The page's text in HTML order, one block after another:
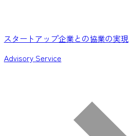
スタートアップ企業との協業の実現
Advisory Service